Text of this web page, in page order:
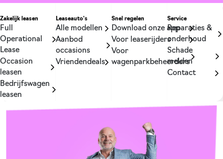
Zakelijk leasen
Full
Operational
Lease
Occasion
leasen
Bedrijfswagen
leasen
Leaseauto's
Alle modellen
Aanbod
occasions
Vriendendeals
Snel regelen
Download onze app
Voor leaserijders
Voor
wagenparkbeheerders
Service
Reparaties &
onderhoud
Schade
melden
Contact